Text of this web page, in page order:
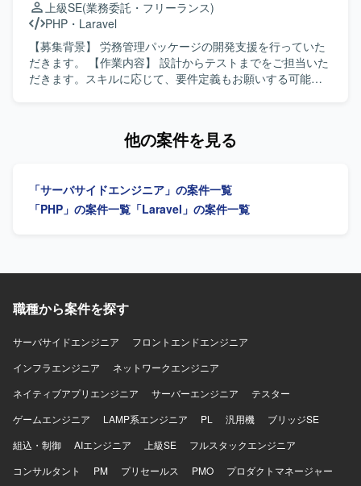
動化にPlaywright等のツールを利用いたします。
ける方、AIツールなど新しい技術の活用にも前向きに取り
組んでいただける方が望ましいです。 【ポジションの魅
力】 物流マッチングサービスの中核となるバックエンド開
発に携わることができ、複数プロダクトの機能開発・運用
を通じてスケーラブルなアーキテクチャ設計やクラウドネ
Ruby、Ruby on Rails、フロントエンドはTypeScript、
DynamoDB、S3、SQS、Lambdaなどを利用しています。
Dockerを用いたコンテナ環境で開発を行い、Git/GitHubに
Geminiを活用し、コミュニケーションにはSlack、Notion、
上級SE(業務委託・フリーランス)
PHP ・ Laravel
【募集背景】 労務管理パッケージの開発支援を行っていた
だきます。 【作業内容】 設計からテストまでをご担当いた
だきます。スキルに応じて、要件定義もお願いする可能性
い工程に携わることができます。 【開発環境】 PHP、
他の案件を見る
「サーバサイドエンジニア」の案件一覧
「PHP」の案件一覧 「Laravel」の案件一覧
職種から案件を探す
サーバサイドエンジニア
フロントエンドエンジニア
インフラエンジニア
ネットワークエンジニア
ネイティブアプリエンジニア
サーバーエンジニア
テスター
ゲームエンジニア
LAMP系エンジニア PL 汎用機
ブリッジSE
組込・制御
AIエンジニア 上級SE
フルスタックエンジニア
コンサルタント
PM プリセールス PMO
プロダクトマネージャー